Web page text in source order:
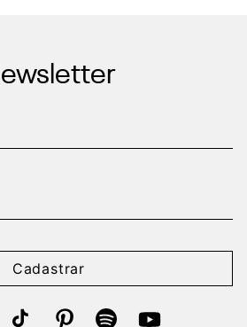
Cadastrar